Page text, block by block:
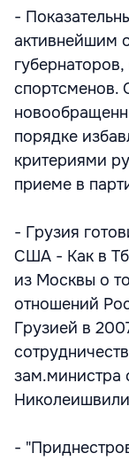
-
активнейшим
спортсменов.
порядке
критериями
приеме в
- Грузия
США - Как в
из Москвы о
отношений
Грузией в
зам.министра
-